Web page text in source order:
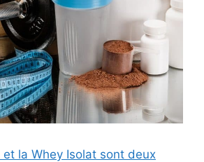
la Whey Isolat sont deux